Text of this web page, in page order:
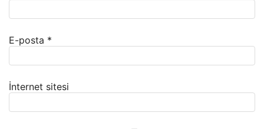
E-posta *
İnternet sitesi